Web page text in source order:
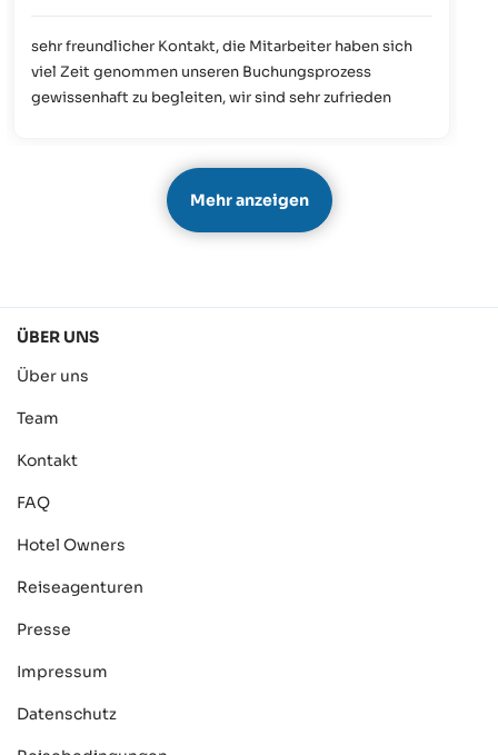
sehr freundlicher Kontakt, die Mitarbeiter haben sich
viel Zeit genommen unseren Buchungsprozess
gewissenhaft zu begleiten, wir sind sehr zufrieden
Mehr anzeigen
ÜBER UNS
Über uns
Team
Kontakt
FAQ
Hotel Owners
Reiseagenturen
Presse
Impressum
Datenschutz